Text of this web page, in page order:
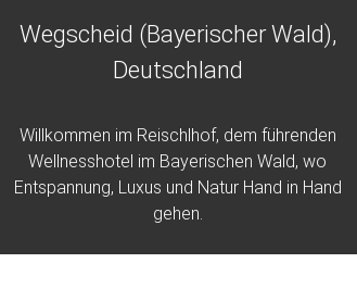
Wegscheid (Bayerischer Wald),
Deutschland
Willkommen im Reischlhof, dem führenden
Wellnesshotel im Bayerischen Wald, wo
Entspannung, Luxus und Natur Hand in Hand
gehen.